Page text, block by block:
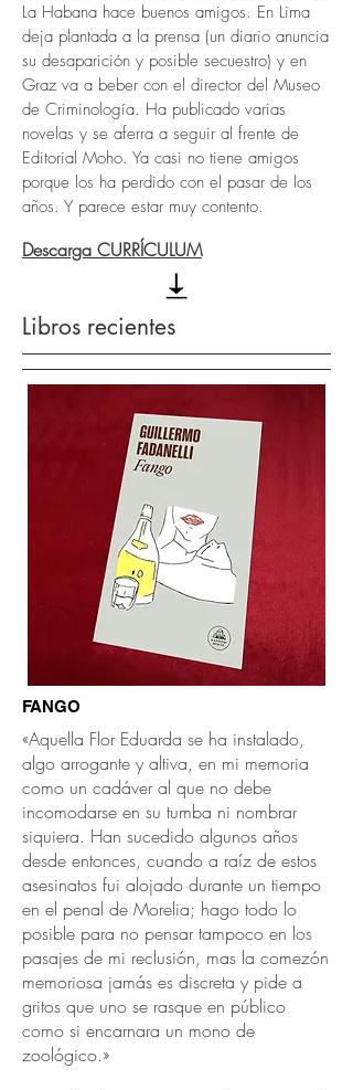
La Habana hace buenos amigos. En Lima
deja plantada a la prensa (un diario anuncia
su desaparición y posible secuestro) y en
Graz va a beber con el director del Museo
de Criminología. Ha publicado varias
novelas y se aferra a seguir al frente de
Editorial Moho. Ya casi no tiene amigos
porque los ha perdido con el pasar de los
años. Y parece estar muy contento.
Descarga CURRÍCULUM
Libros recientes
FANGO
«Aquella Flor Eduarda se ha instalado,
algo arrogante y altiva, en mi memoria
como un cadáver al que no debe
incomodarse en su tumba ni nombrar
siquiera. Han sucedido algunos años
desde entonces, cuando a raíz de estos
asesinatos fui alojado durante un tiempo
en el penal de Morelia; hago todo lo
posible para no pensar tampoco en los
pasajes de mi reclusión, mas la comezón
memoriosa jamás es discreta y pide a
gritos que uno se rasque en público
como si encarnara un mono de
zoológico.»